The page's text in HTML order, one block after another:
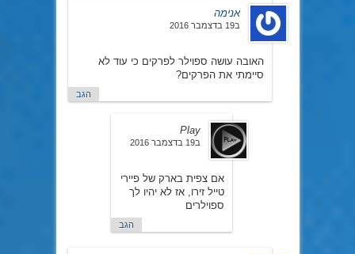
אנימה
ב19 בדצמבר 2016
האובה עושה ספוילר לפרקים כי עוד לא
סיימתי את הפרקים?
הגב
Play
ב19 בדצמבר 2016
אם צפית בארק של פיירי
טייל זירו, אז לא יהיו לך
ספוילרים
הגב